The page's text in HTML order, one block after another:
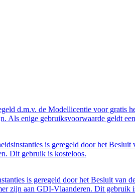
d.m.v. de Modellicentie voor gratis
Als enige gebruiksvoorwaarde geldt
is geregeld door het
Dit gebruik is kosteloos.
is geregeld door het Besluit van
zijn aan GDI-Vlaanderen. Dit gebruik